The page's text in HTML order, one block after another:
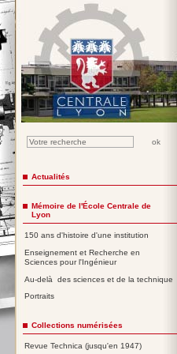
Actualités
Mémoire de l'École Centrale de
Lyon
150 ans d'histoire d'une institution
Enseignement et Recherche en
Sciences pour l'Ingénieur
Au-delà des sciences et de la technique
Portraits
Collections numérisées
Revue Technica (jusqu'en 1947)